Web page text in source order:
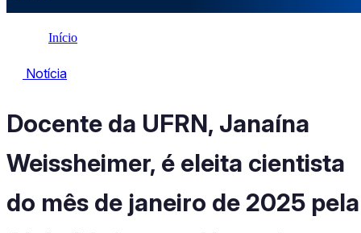
Início
Notícia
Notícia
Docente da UFRN, Janaína
Weissheimer, é eleita cientista
do mês de janeiro de 2025 pela